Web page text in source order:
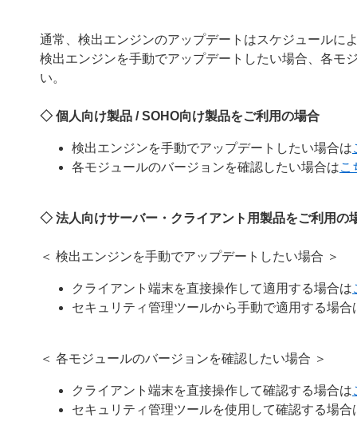
通常、検出エンジンのアップデートはスケジュールに
検出エンジンを手動でアップデートしたい場合、各モ
い。
◇ 個人向け製品 / SOHO向け製品をご利用の場合
検出エンジンを手動でアップデートしたい場合は
各モジュールのバージョンを確認したい場合はこ
◇ 法人向けサーバー・クライアント用製品をご利用の
＜ 検出エンジンを手動でアップデートしたい場合 ＞
クライアント端末を直接操作して適用する場合は
セキュリティ管理ツールから手動で適用する場合
＜ 各モジュールのバージョンを確認したい場合 ＞
クライアント端末を直接操作して確認する場合は
セキュリティ管理ツールを使用して確認する場合